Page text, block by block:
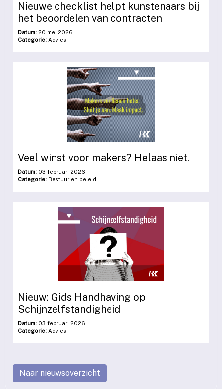
Nieuwe checklist helpt kunstenaars bij
het beoordelen van contracten
Datum: 20 mei 2026
Categorie: Advies
Veel winst voor makers? Helaas niet.
Datum: 03 februari 2026
Categorie: Bestuur en beleid
Nieuw: Gids Handhaving op
Schijnzelfstandigheid
Datum: 03 februari 2026
Categorie: Advies
Naar nieuwsoverzicht